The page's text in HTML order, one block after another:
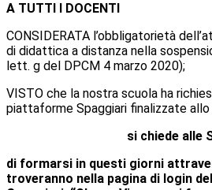
A TUTTI I DOCENTI
CONSIDERATA l’obbligatorietà
di didattica a distanza nella
lett. g del DPCM 4 marzo 2020);
VISTO che la nostra scuola ha
piattaforme Spaggiari finalizzate
si chiede alle
di formarsi in questi giorni
troveranno nella pagina di login